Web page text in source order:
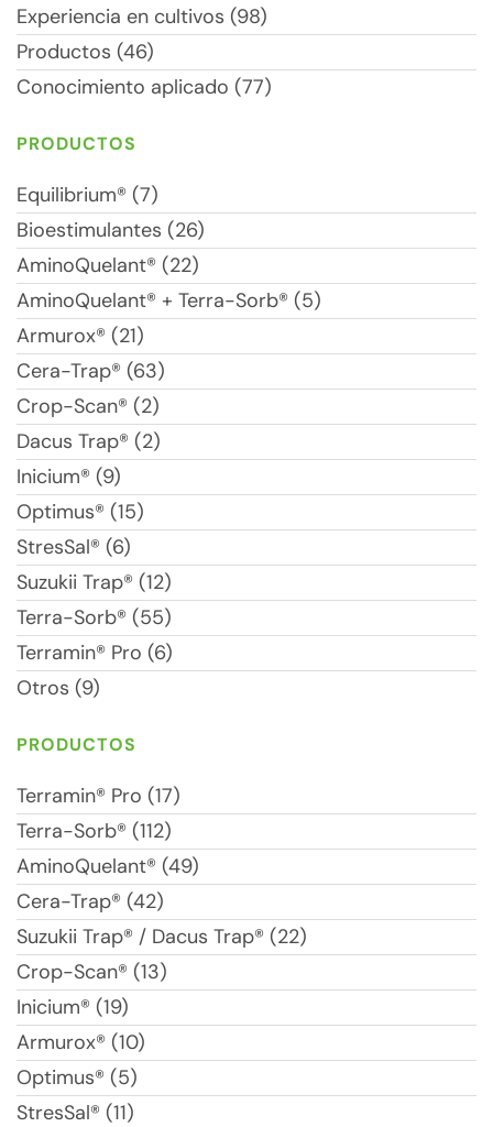
Experiencia en cultivos (98)
Productos (46)
Conocimiento aplicado (77)
PRODUCTOS
Equilibrium® (7)
Bioestimulantes (26)
AminoQuelant® (22)
AminoQuelant® + Terra-Sorb® (5)
Armurox® (21)
Cera-Trap® (63)
Crop-Scan® (2)
Dacus Trap® (2)
Inicium® (9)
Optimus® (15)
StresSal® (6)
Suzukii Trap® (12)
Terra-Sorb® (55)
Terramin® Pro (6)
Otros (9)
PRODUCTOS
Terramin® Pro (17)
Terra-Sorb® (112)
AminoQuelant® (49)
Cera-Trap® (42)
Suzukii Trap® / Dacus Trap® (22)
Crop-Scan® (13)
Inicium® (19)
Armurox® (10)
Optimus® (5)
StresSal® (11)